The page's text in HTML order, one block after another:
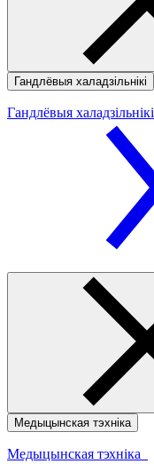
Гандлёвыя халадзільнікі
Гандлёвыя халадзільнікі
Медыцынская тэхніка
Медыцынская тэхніка